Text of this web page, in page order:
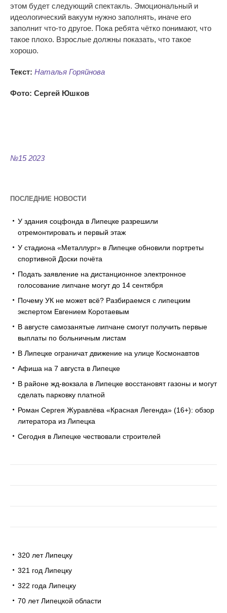
этом будет следующий спектакль. Эмоциональный и
идеологический вакуум нужно заполнять, иначе его
заполнит что-то другое. Пока ребята чётко понимают, что
такое плохо. Взрослые должны показать, что такое
хорошо.
Текст: Наталья Горяйнова
Фото: Сергей Юшков
№15 2023
ПОСЛЕДНИЕ НОВОСТИ
У здания соцфонда в Липецке разрешили
отремонтировать и первый этаж
У стадиона «Металлург» в Липецке обновили портреты
спортивной Доски почёта
Подать заявление на дистанционное электронное
голосование липчане могут до 14 сентября
Почему УК не может всё? Разбираемся с липецким
экспертом Евгением Коротаевым
В августе самозанятые липчане смогут получить первые
выплаты по больничным листам
В Липецке ограничат движение на улице Космонавтов
Афиша на 7 августа в Липецке
В районе жд-вокзала в Липецке восстановят газоны и могут
сделать парковку платной
Роман Сергея Журавлёва «Красная Легенда» (16+): обзор
литератора из Липецка
Сегодня в Липецке чествовали строителей
320 лет Липецку
321 год Липецку
322 года Липецку
70 лет Липецкой области